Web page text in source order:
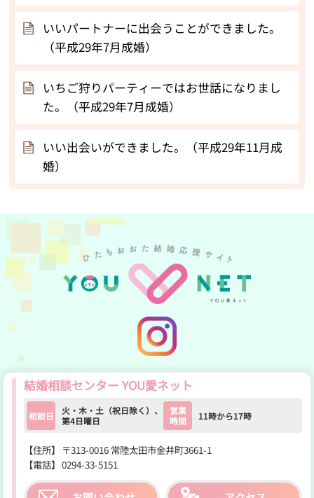
いいパートナーに出会うことができました。
（平成29年7月成婚）
いちご狩りパーティーではお世話になりまし
た。（平成29年7月成婚）
いい出会いができました。（平成29年11月成
婚）
結婚相談センター YOU愛ネット
相談日
火・木・土（祝日除く）、
第4日曜日
営業
時間
11時から17時
【住所】 〒313-0016 常陸太田市金井町3661-1
【電話】 0294-33-5151